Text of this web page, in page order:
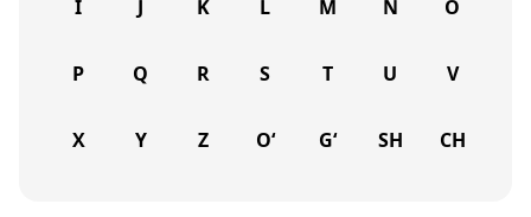
I J K L M N O
P Q R S T U V
X Y Z O‘ G‘ SH CH